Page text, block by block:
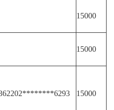
15000
15000
15000